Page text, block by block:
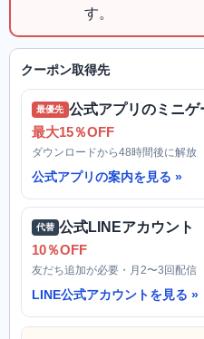
す。
クーポン取得先
最優先 公式アプリのミニゲ
最大15％OFF
ダウンロードから48時間後に解放
公式アプリの案内を見る
代替 公式LINEアカウント
10％OFF
友だち追加が必要・月2〜3回配信
LINE公式アカウントを見る